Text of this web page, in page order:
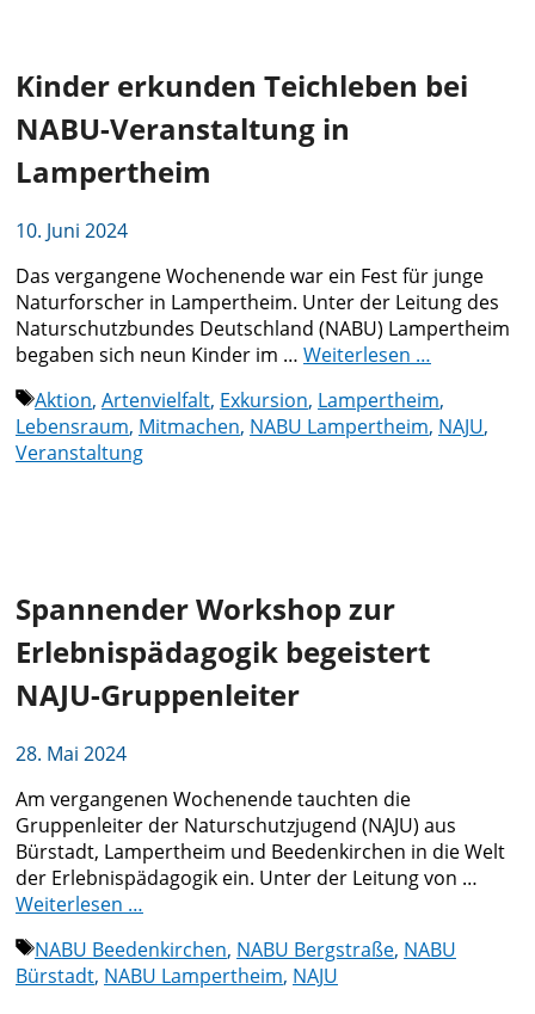
Kinder erkunden Teichleben bei
NABU-Veranstaltung in
Lampertheim
10. Juni 2024
Das vergangene Wochenende war ein Fest für junge
Naturforscher in Lampertheim. Unter der Leitung des
Naturschutzbundes Deutschland (NABU) Lampertheim
begaben sich neun Kinder im … Weiterlesen …
Schlagwörter
Aktion, Artenvielfalt, Exkursion, Lampertheim,
Lebensraum, Mitmachen, NABU Lampertheim, NAJU,
Veranstaltung
Spannender Workshop zur
Erlebnispädagogik begeistert
NAJU-Gruppenleiter
28. Mai 2024
Am vergangenen Wochenende tauchten die
Gruppenleiter der Naturschutzjugend (NAJU) aus
Bürstadt, Lampertheim und Beedenkirchen in die Welt
der Erlebnispädagogik ein. Unter der Leitung von …
Weiterlesen …
Schlagwörter
NABU Beedenkirchen, NABU Bergstraße, NABU
Bürstadt, NABU Lampertheim, NAJU